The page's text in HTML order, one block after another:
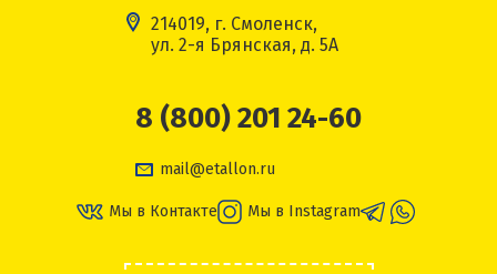
214019, г. Смоленск,
ул. 2-я Брянская, д. 5А
8 (800) 201 24-60
mail@etallon.ru
Мы в Контакте Мы в Instagram